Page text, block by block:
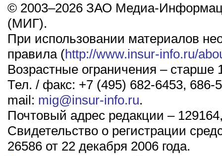
© 2003–2026 ЗАО Медиа-
(МИГ).
При использовании материалов
правила (http://www.insur-info.ru/
Возрастные ограничения – старше
Тел. / факс: +7 (495) 682-6453, 686-
mail: mig@insur-info.ru.
Почтовый адрес редакции –
Свидетельство о регистрации
26586 от 22 декабря 2006 года.